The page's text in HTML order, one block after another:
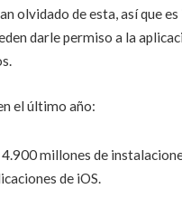
olvidado de esta, así que
darle permiso a la
el último año:
millones de
de iOS.